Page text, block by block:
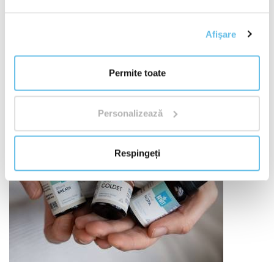
Afişare
Permite toate
Personalizează
Respingeți